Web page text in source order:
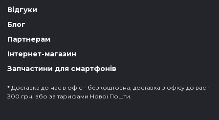
Відгуки
Блог
Партнерам
Інтернет-магазин
Запчастини для смартфонів
* Доставка до нас в офіс - безкоштовна, доставка з офісу до вас -
300 грн. або за тарифами Нової Пошти.